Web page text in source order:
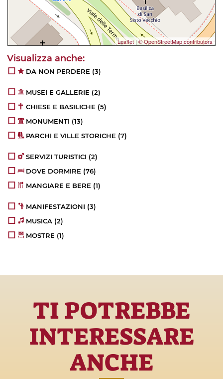
Leaflet | © OpenStreetMap contributors
DA NON PERDERE (3)
MUSEI E GALLERIE (2)
CHIESE E BASILICHE (5)
MONUMENTI (13)
PARCHI E VILLE STORICHE (7)
SERVIZI TURISTICI (2)
DOVE DORMIRE (76)
MANGIARE E BERE (1)
MANIFESTAZIONI (3)
MUSICA (2)
MOSTRE (1)
TI POTREBBE
INTERESSARE
ANCHE